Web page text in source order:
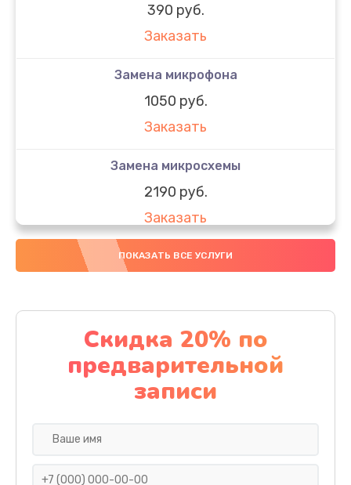
390 руб.
Заказать
Замена микрофона
1050 руб.
Заказать
Замена микросхемы
2190 руб.
Заказать
Замена передней камеры
Заказать
Замена полифонического динамика
390 руб.
Заказать
ПОКАЗАТЬ ВСЕ УСЛУГИ
Скидка 20% по
предварительной
записи